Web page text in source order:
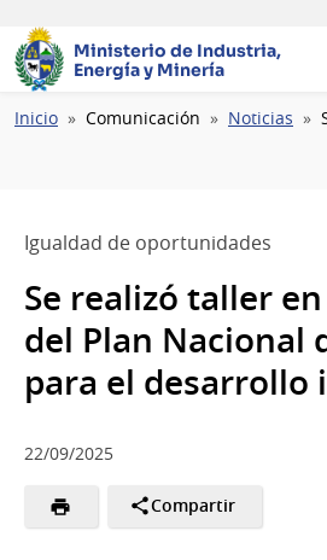
Ministerio de Industria,
Energía y Minería
Ruta
Inicio Comunicación Noticias
Igualdad de oportunidades
Se realizó taller
del Plan Nacional
para el desarrollo
22/09/2025
Compartir